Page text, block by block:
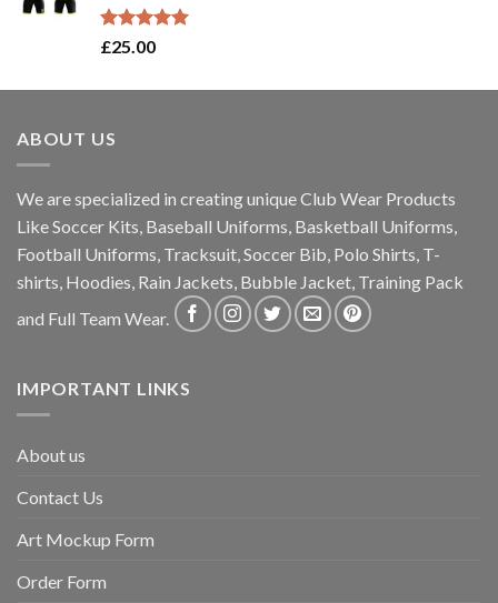
Rated5.00
£25.00
ABOUT US
We are specialized in creating unique Club Wear Products
Like Soccer Kits, Baseball Uniforms, Basketball Uniforms,
Football Uniforms, Tracksuit, Soccer Bib, Polo Shirts, T-
shirts, Hoodies, Rain Jackets, Bubble Jacket, Training Pack
and Full Team Wear.
IMPORTANT LINKS
About us
Contact Us
Art Mockup Form
Order Form